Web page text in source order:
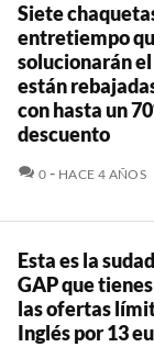
Siete
entretiempo
solucionarán
están
con hasta un
descuento
0 COMENTARIOS
HACE 4 AÑOS
Esta es la
GAP que
las ofertas
Inglés por 13